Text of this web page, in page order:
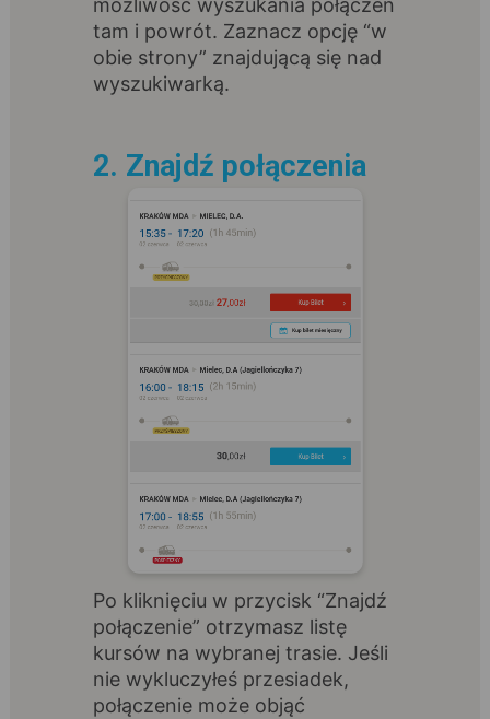
możliwość wyszukania połączeń
tam i powrót. Zaznacz opcję “w
obie strony” znajdującą się nad
wyszukiwarką.
2. Znajdź połączenia
Po kliknięciu w przycisk “Znajdź
połączenie” otrzymasz listę
kursów na wybranej trasie. Jeśli
nie wykluczyłeś przesiadek,
połączenie może objąć